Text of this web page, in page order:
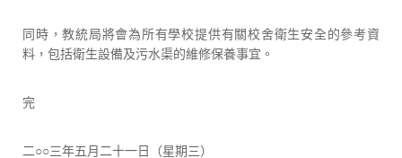
同時，教統局將會為所有學校提供有關校舍衛生安全的參考資
料，包括衛生設備及污水渠的維修保養事宜。
完
二○○三年五月二十一日（星期三）